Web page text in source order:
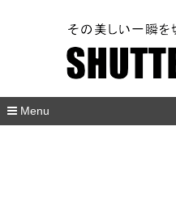
SHUTTER HACK
Menu